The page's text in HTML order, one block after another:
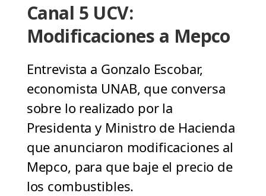
Canal 5 UCV:
Modificaciones a Mepco
Entrevista a Gonzalo Escobar,
economista UNAB, que conversa
sobre lo realizado por la
Presidenta y Ministro de Hacienda
que anunciaron modificaciones al
Mepco, para que baje el precio de
los combustibles.